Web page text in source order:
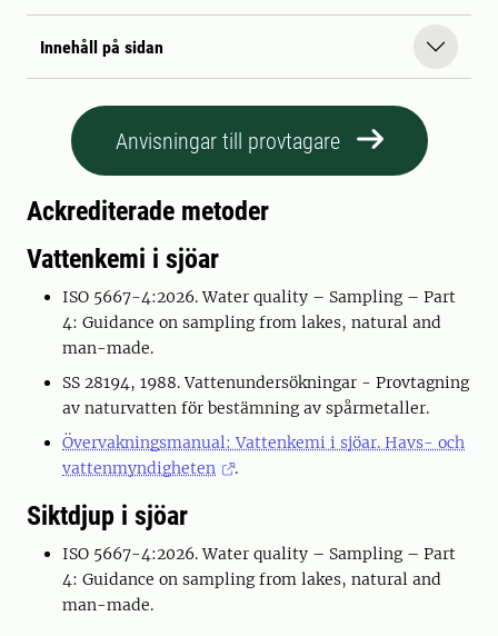
Innehåll på sidan
Anvisningar till provtagare
Ackrediterade metoder
Vattenkemi i sjöar
ISO 5667-4:2026. Water quality – Sampling – Part
4: Guidance on sampling from lakes, natural and
man-made.
SS 28194, 1988. Vattenundersökningar - Provtagning
av naturvatten för bestämning av spårmetaller.
Övervakningsmanual: Vattenkemi i sjöar. Havs- och
vattenmyndigheten
.
Siktdjup i sjöar
ISO 5667-4:2026. Water quality – Sampling – Part
4: Guidance on sampling from lakes, natural and
man-made.